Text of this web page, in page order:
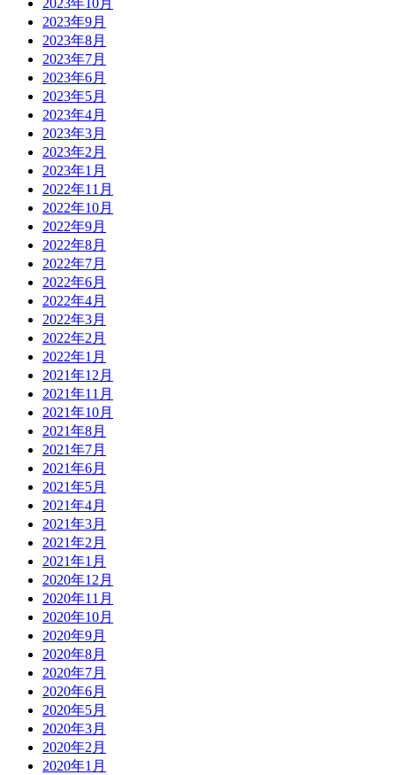
2023年10月
2023年9月
2023年8月
2023年7月
2023年6月
2023年5月
2023年4月
2023年3月
2023年2月
2023年1月
2022年11月
2022年10月
2022年9月
2022年8月
2022年7月
2022年6月
2022年4月
2022年3月
2022年2月
2022年1月
2021年12月
2021年11月
2021年10月
2021年8月
2021年7月
2021年6月
2021年5月
2021年4月
2021年3月
2021年2月
2021年1月
2020年12月
2020年11月
2020年10月
2020年9月
2020年8月
2020年7月
2020年6月
2020年5月
2020年3月
2020年2月
2020年1月